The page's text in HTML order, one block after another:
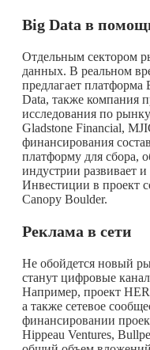
Big Data в
Отдельным сектором
данных. В реальном
предлагает платформа
Data, также компания
исследования по
Gladstone Financial,
финансирования
платформу для сбора,
индустрии развивает
Инвестиции в проект
Canopy Boulder.
Реклама в сети
Не обойдется новый
станут цифровые
Например, проект
а также сетевое
финансировании
Hippeau Ventures,